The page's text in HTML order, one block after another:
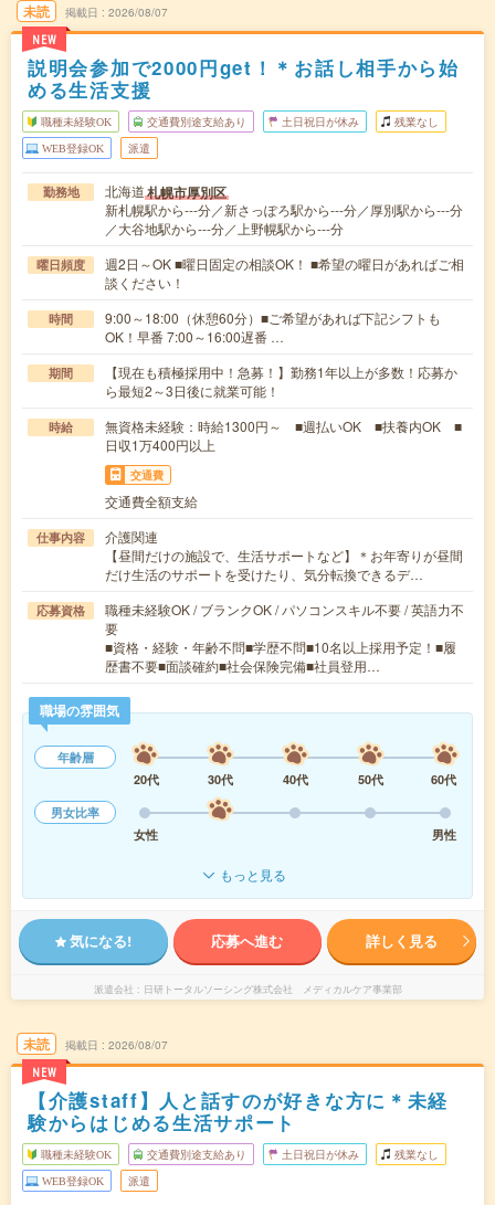
未読
NEW
掲載日 2026/08/07
説明会参加で2000円get！＊お話し相手から始
める生活支援
職種未経験OK 交通費別途支給あり 土日祝日が休み 残業なし
WEB登録OK 派遣
勤務地 北海道札幌市厚別区
新札幌駅から---分／新さっぽろ駅から---分／厚別駅から---分
／大谷地駅から---分／上野幌駅から---分
曜日頻度
週2日～OK ■曜日固定の相談OK！ ■希望の曜日があればご相
談ください！
時間
9:00～18:00（休憩60分）■ご希望があれば下記シフトも
OK！早番 7:00～16:00遅番 …
期間
【現在も積極採用中！急募！】勤務1年以上が多数！応募か
ら最短2～3日後に就業可能！
時給
無資格未経験：時給1300円～ ■週払いOK ■扶養内OK ■
日収1万400円以上
交通費
交通費全額支給
仕事内容
介護関連
【昼間だけの施設で、生活サポートなど】＊お年寄りが昼間
だけ生活のサポートを受けたり、気分転換できるデ…
応募資格
職種未経験OK / ブランクOK / パソコンスキル不要 / 英語力不
要
■資格・経験・年齢不問■学歴不問■10名以上採用予定！■履
歴書不要■面談確約■社会保険完備■社員登用…
職場の雰囲気
年齢層
20代
30代 40代 50代
60代
男女比率
女性
男性
もっと見る
気になる! 応募へ進む 詳しく見る
派遣会社 日研トータルソーシング株式会社 メディカルケア事業部
未読
NEW
掲載日 2026/08/07
【介護staff】人と話すのが好きな方に＊未経
験からはじめる生活サポート
職種未経験OK 交通費別途支給あり 土日祝日が休み 残業なし
WEB登録OK 派遣